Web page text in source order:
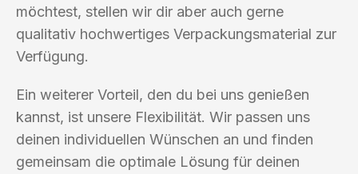
möchtest, stellen wir dir aber auch gerne
qualitativ hochwertiges Verpackungsmaterial zur
Verfügung.
Ein weiterer Vorteil, den du bei uns genießen
kannst, ist unsere Flexibilität. Wir passen uns
deinen individuellen Wünschen an und finden
gemeinsam die optimale Lösung für deinen